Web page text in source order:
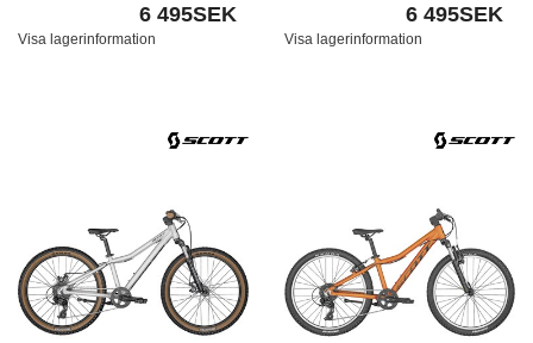
6 495SEK
Visa lagerinformation
6 495SEK
Visa lagerinformation